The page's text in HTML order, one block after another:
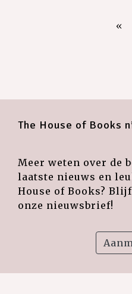
«
The House of Books
Meer weten over de
laatste nieuws en
House of Books?
onze nieuwsbrief!